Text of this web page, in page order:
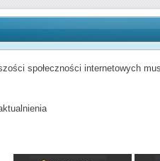
społeczności internetowych